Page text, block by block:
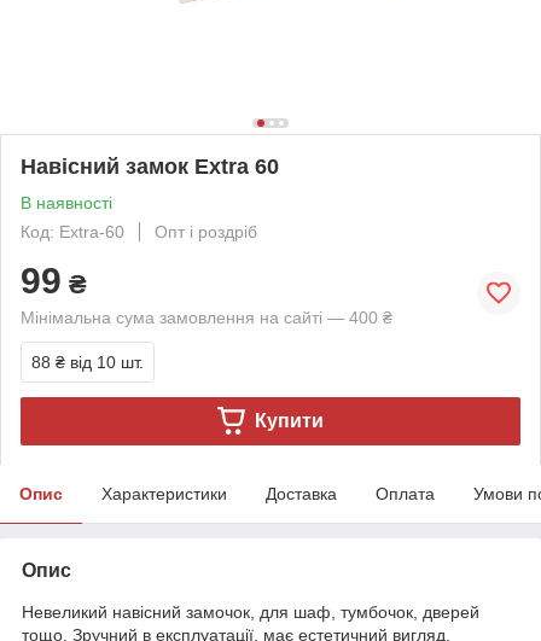
Навісний замок Ехtra 60
В наявності
Код: Extra-60
Опт і роздріб
99 ₴
Мінімальна сума замовлення на сайті — 400 ₴
88 ₴ від 10 шт.
Купити
Опис Характеристики Доставка Оплата Умови
Опис
Невеликий навісний замочок, для шаф, тумбочок, дверей
тощо. Зручний в експлуатації, має естетичний вигляд.